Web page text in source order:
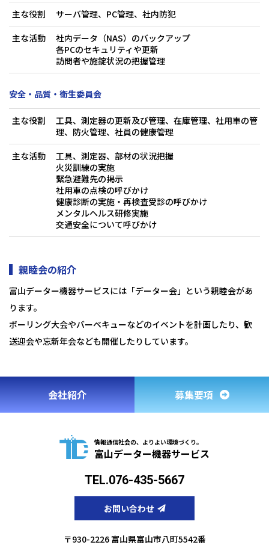
主な役割
サーバ管理、PC管理、社内防犯
主な活動
社内データ（NAS）のバックアップ
各PCのセキュリティや更新
訪問者や施錠状況の把握管理
安全・品質・衛生委員会
主な役割
工具、測定器の更新及び管理、在庫管理、社用車の管
理、防火管理、社員の健康管理
主な活動
工具、測定器、部材の状況把握
火災訓練の実施
緊急避難先の掲示
社用車の点検の呼びかけ
健康診断の実施・再検査受診の呼びかけ
メンタルヘルス研修実施
交通安全について呼びかけ
親睦会の紹介
富山データー機器サービスには「データー会」という親睦会があ
ります。
ボーリング大会やバーベキューなどのイベントを計画したり、歓
送迎会や忘新年会なども開催したりしています。
会社紹介 募集要項
情報通信社会の、よりよい環境づくり。
富山データー機器サービス
TEL.076-435-5667
お問い合わせ
〒930-2226 富山県富山市八町5542番